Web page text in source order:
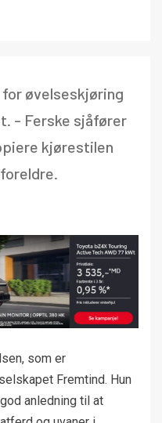
øvelseskjøring
- Ferske sjåfører
kjørestilen
som er
Fremtind. Hun
anledning til at